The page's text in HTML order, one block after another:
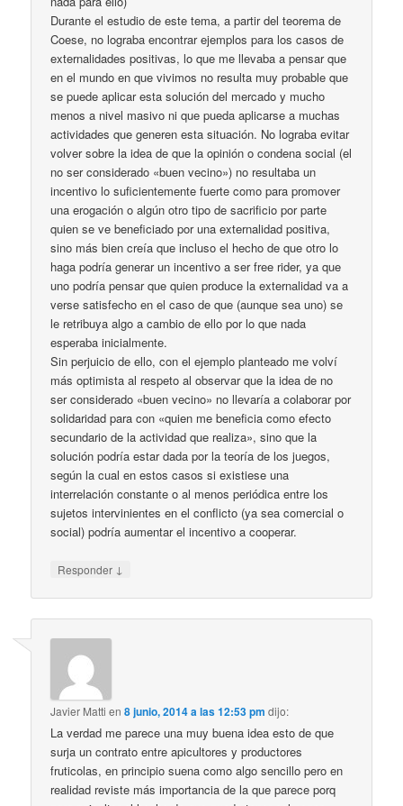
Durante el estudio de este tema, a partir del teorema de
Coese, no lograba encontrar ejemplos para los casos de
externalidades positivas, lo que me llevaba a pensar que
en el mundo en que vivimos no resulta muy probable que
se puede aplicar esta solución del mercado y mucho
menos a nivel masivo ni que pueda aplicarse a muchas
actividades que generen esta situación. No lograba evitar
volver sobre la idea de que la opinión o condena social (el
no ser considerado «buen vecino») no resultaba un
incentivo lo suficientemente fuerte como para promover
una erogación o algún otro tipo de sacrificio por parte
quien se ve beneficiado por una externalidad positiva,
sino más bien creía que incluso el hecho de que otro lo
haga podría generar un incentivo a ser free rider, ya que
uno podría pensar que quien produce la externalidad va a
verse satisfecho en el caso de que (aunque sea uno) se
le retribuya algo a cambio de ello por lo que nada
esperaba inicialmente.
Sin perjuicio de ello, con el ejemplo planteado me volví
más optimista al respeto al observar que la idea de no
ser considerado «buen vecino» no llevaría a colaborar por
solidaridad para con «quien me beneficia como efecto
secundario de la actividad que realiza», sino que la
solución podría estar dada por la teoría de los juegos,
según la cual en estos casos si existiese una
interrelación constante o al menos periódica entre los
sujetos intervinientes en el conflicto (ya sea comercial o
social) podría aumentar el incentivo a cooperar.
Responder ↓
Javier Matti en8 junio, 2014 a las 12:53 pm dijo:
La verdad me parece una muy buena idea esto de que
surja un contrato entre apicultores y productores
fruticolas, en principio suena como algo sencillo pero en
realidad reviste más importancia de la que parece porq